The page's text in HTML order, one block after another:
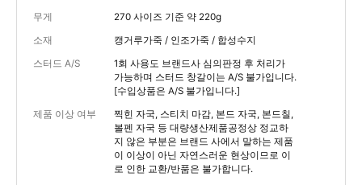
무게 270 사이즈 기준 약 220g
소재 캥거루가죽 / 인조가죽 / 합성수지
스터드 A/S
1회 사용도 브랜드사 심의판정 후 처리가
가능하며 스터드 창갈이는 A/S 불가입니다.
[수입상품은 A/S 불가입니다.]
제품 이상 여부
찍힌 자국, 스티치 마감, 본드 자국, 본드칠,
볼펜 자국 등 대량생산제품공정상 정교하
지 않은 부분은 브랜드 사에서 말하는 제품
이 이상이 아닌 자연스러운 현상이므로 이
로 인한 교환/반품은 불가합니다.